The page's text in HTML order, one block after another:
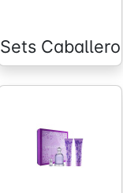
Sets Caballero